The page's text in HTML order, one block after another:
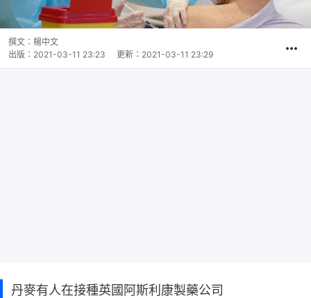
撰文： 楊中文
出版： 2021-03-11 23:23 更新： 2021-03-11 23:29
丹麥有人在接種英國阿斯利康製藥公司